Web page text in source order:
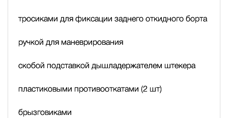
тросиками для фиксации заднего откидного борта
ручкой для маневрирования
скобой подставкой дышладержателем штекера
пластиковыми противооткатами (2 шт)
брызговиками